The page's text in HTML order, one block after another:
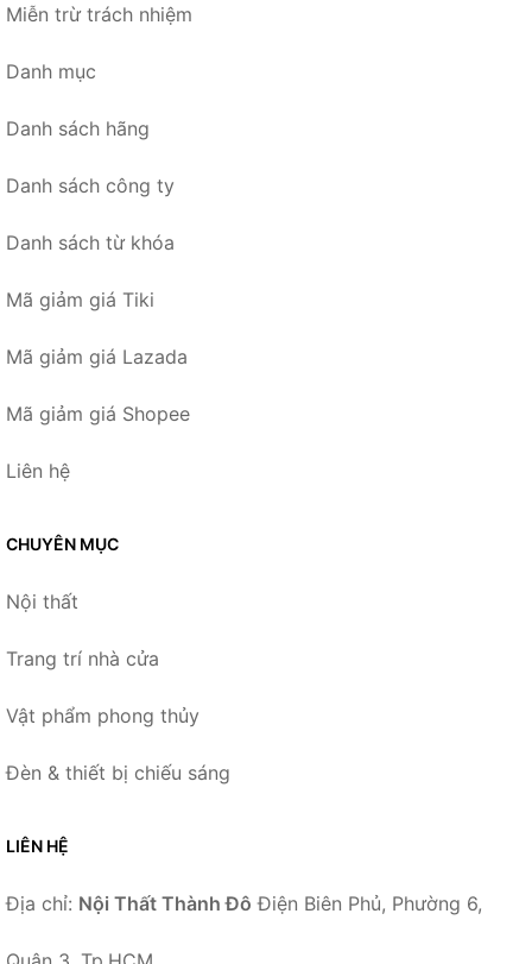
Miễn trừ trách nhiệm
Danh mục
Danh sách hãng
Danh sách công ty
Danh sách từ khóa
Mã giảm giá Tiki
Mã giảm giá Lazada
Mã giảm giá Shopee
Liên hệ
CHUYÊN MỤC
Nội thất
Trang trí nhà cửa
Vật phẩm phong thủy
Đèn & thiết bị chiếu sáng
LIÊN HỆ
Địa chỉ: Nội Thất Thành Đô Điện Biên Phủ, Phường 6,